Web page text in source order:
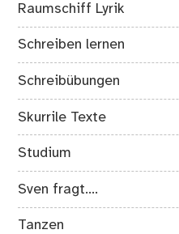
Raumschiff Lyrik
Schreiben lernen
Schreibübungen
Skurrile Texte
Studium
Sven fragt….
Tanzen